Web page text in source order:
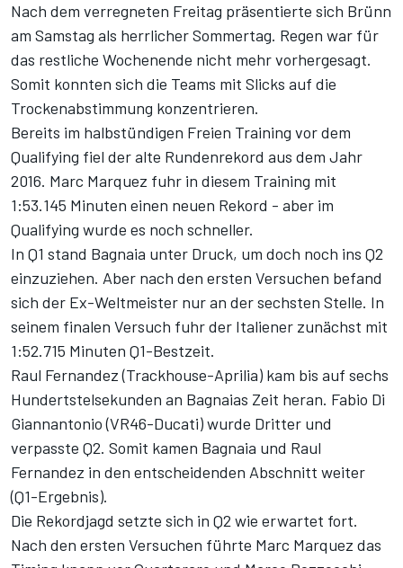
Nach dem verregneten Freitag präsentierte sich Brünn
am Samstag als herrlicher Sommertag. Regen war für
das restliche Wochenende nicht mehr vorhergesagt.
Somit konnten sich die Teams mit Slicks auf die
Trockenabstimmung konzentrieren.
Bereits im halbstündigen Freien Training vor dem
Qualifying fiel der alte Rundenrekord aus dem Jahr
2016. Marc Marquez fuhr in diesem Training mit
1:53.145 Minuten einen neuen Rekord - aber im
Qualifying wurde es noch schneller.
In Q1 stand Bagnaia unter Druck, um doch noch ins Q2
einzuziehen. Aber nach den ersten Versuchen befand
sich der Ex-Weltmeister nur an der sechsten Stelle. In
seinem finalen Versuch fuhr der Italiener zunächst mit
1:52.715 Minuten Q1-Bestzeit.
Raul Fernandez (Trackhouse-Aprilia) kam bis auf sechs
Hundertstelsekunden an Bagnaias Zeit heran. Fabio Di
Giannantonio (VR46-Ducati) wurde Dritter und
verpasste Q2. Somit kamen Bagnaia und Raul
Fernandez in den entscheidenden Abschnitt weiter
(Q1-Ergebnis).
Die Rekordjagd setzte sich in Q2 wie erwartet fort.
Nach den ersten Versuchen führte Marc Marquez das